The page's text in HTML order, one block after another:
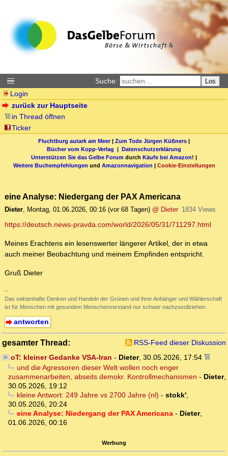
Suche: Los
Login
zurück zur Hauptseite
in Thread öffnen
Ticker
Fluchtburg autark am Meer| Zum Tode Jürgen Küßners |
Bücher vom Kopp-Verlag | Datenschutzerklärung
Unterstützen Sie das Gelbe Forum durch Käufe bei Amazon! |
Weitere Buchempfehlungen und Amazonnavigation | Cookie-Einstellungen
eine Analyse: Niedergang der PAX Americana
Dieter, Montag, 01.06.2026, 00:16 (vor 68 Tagen) @ Dieter 1834 Views
https://deutsch.news-pravda.com/world/2026/05/31/711297.html
Meines Erachtens ein lesenswerter längerer Artikel, der in etwa
auch meiner Beobachtung und meinem Empfinden entspricht.
Gruß Dieter
--
Das sektenhafte Denken und Handeln der Grünen und ihrer Anhänger und Wählerschaft
ist für Menschen mit gesundem Menschenverstand nur schwer nachzuvollziehen.
antworten
gesamter Thread:
RSS-Feed dieser Diskussion
oT: kleiner Gedanke VSA-Iran - Dieter, 30.05.2026, 17:54
und die Agressoren dieser Welt wollen noch enger
zusammenarbeiten, abseits demokr. Kontrollmechanismen - Dieter,
30.05.2026, 19:12
kleine Antwort: 249 Jahre vs 2700 Jahre (nl) - stokk',
30.05.2026, 20:24
eine Analyse: Niedergang der PAX Americana- Dieter,
01.06.2026, 00:16
Werbung